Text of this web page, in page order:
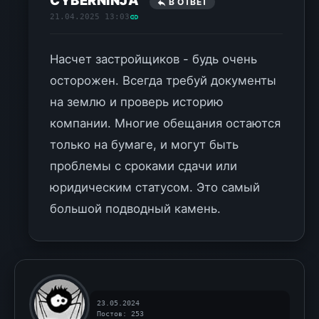
21.04.2025 13:03
Насчет застройщиков - будь очень
осторожен. Всегда требуй документы
на землю и проверь историю
компании. Многие обещания остаются
только на бумаге, и могут быть
проблемы с сроками сдачи или
юридическим статусом. Это самый
большой подводный камень.
23.05.2024
Постов: 253